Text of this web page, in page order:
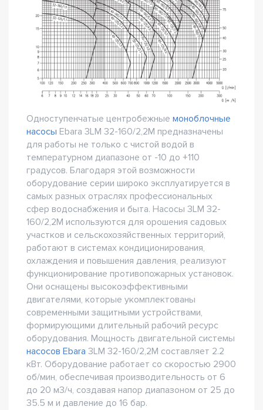
Одноступенчатые центробежные моноблочные
насосы Ebara 3LM 32-160/2,2M предназначены
для работы не только с чистой водой в
температурном диапазоне от -10 до +110
градусов. Благодаря этой возможности
оборудование серии широко эксплуатируется в
самых разных отраслях профессиональных
сфер водоснабжения и быта. Насосы 3LM 32-
160/2,2M используются для орошения садовых
участков и сельскохозяйственных территорий,
работают в системах кондиционирования,
охлаждения и повышения давления, реализуют
функционирование противопожарных установок.
Они оснащены высокоэффективными
двигателями, которые укомплектованы
современными защитными устройствами,
формирующими длительный рабочий ресурс
оборудования. Мощность двигательной системы
насосов Ebara 3LM 32-160/2,2M составляет 2.2
кВт. Оборудование работает со скоростью 2900
об/мин, обеспечивая производительность от 6
до 20 м3/ч, создавая напор диапазоном от 25 до
35.5 м и давление до 16 бар.